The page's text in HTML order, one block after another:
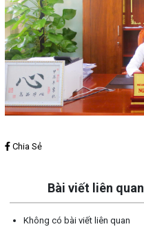
Chia Sẻ
Bài viết liên quan
Không có bài viết liên quan